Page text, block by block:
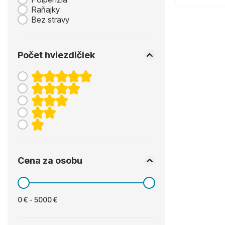
Raňajky
Bez stravy
Počet hviezdičiek
Cena za osobu
0 € - 5000 €